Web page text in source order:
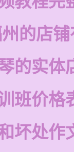
的店
的实体
班价格
坏处作